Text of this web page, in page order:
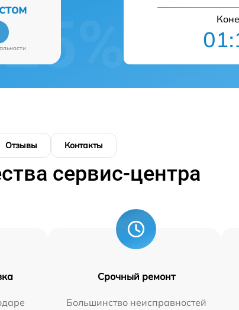
Отзывы Контакты
сервис-центра
Срочный ремонт
Большинство неисправностей